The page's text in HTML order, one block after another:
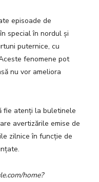
episoade de
special în nordul și
puternice, cu
fenomene pot
nu vor ameliora
fie atenți la buletinele
avertizările emise de
zilnice în funcție de
home?